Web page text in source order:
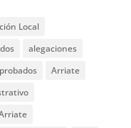
Local
alegaciones
Arriate